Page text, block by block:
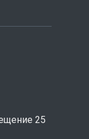
25